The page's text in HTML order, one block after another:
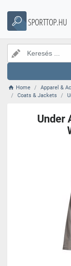
SPORTTOP.HU
Home Apparel &
Coats & Jackets
Under